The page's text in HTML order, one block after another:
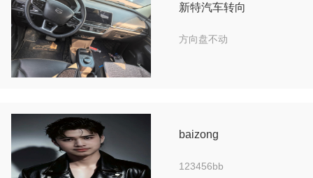
新特汽车转向
方向盘不动
baizong
123456bb